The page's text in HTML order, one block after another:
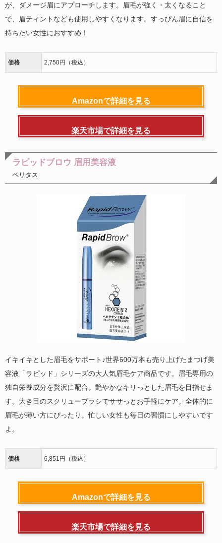
が、ダメージ眉にアプローチします。眉毛が強く・太くなること
で、眉ティントなども使用しやすくなります。すっぴん眉に自信を
持ちたい女性におすすめ！
価格 2,750円（税込）
Amazonで詳細を見る
楽天市場で詳細を見る
ラピッドブロウ 眉用美容液
ベリタス
イキイキとした眉毛をサポート♪世界600万本も売り上げたまつげ美
容液「ラピッド」シリーズの大人気眉毛ケア商品です。眉毛専用の
独自栄養成分を贅沢に配合。艶やかなキリっとした眉毛を目指せま
す。大き目のスクリューブラシでササっとお手軽にケア。全体的に
眉毛が薄い方にぴったり。忙しい女性も毎日の習慣にしやすいです
よ。
価格 6,851円（税込）
Amazonで詳細を見る
楽天市場で詳細を見る